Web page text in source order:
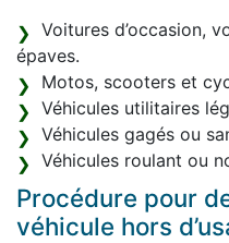
Voitures d’occasion,
épaves.
Motos, scooters et
Véhicules utilitaires
Véhicules gagés ou
Véhicules roulant ou
Procédure pour
véhicule hors